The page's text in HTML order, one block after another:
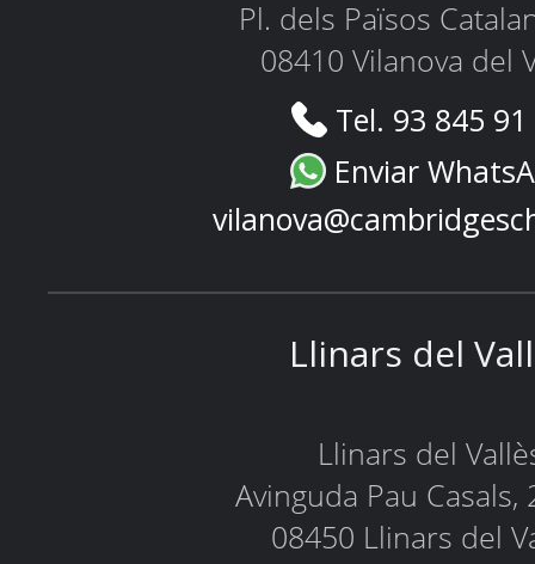
Pl. dels Països
08410 Vilanova del
Tel. 93 845
Enviar
Llinars del
Llinars del
Avinguda Pau Casals,
08450 Llinars del